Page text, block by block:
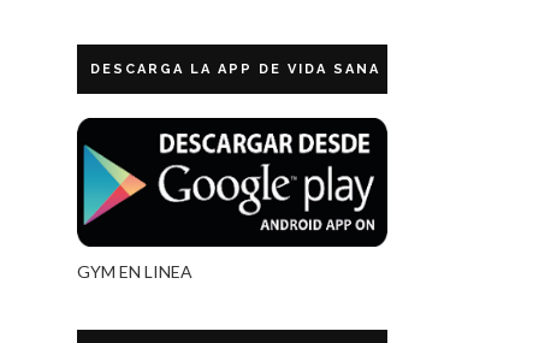
DESCARGA LA APP DE VIDA SANA ECUADOR
GYM EN LINEA